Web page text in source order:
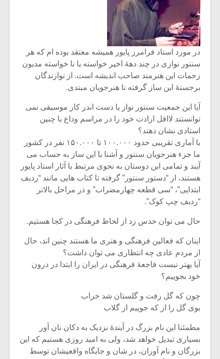
در مورد استاد فرامرز پایور همیشه معتقد بوده ام که هر
سنتور نوازی در چند دهۀ اخیر خواسته یا نا خواسته مدیون
زحمات این هنرمند صاحب اندیشه است. از نوازندگان
برجستۀ این ساز گرفته تا هنرجویان مبتدی.
آیا این جمعیت سنتور نواز یا دست اندر کار موسیقی نمی
توانستند لااقل ارادت خود را در مراسم وداع با چنین
استادی نشان دهند؟
با آماری تقریبی حدود ۱۰۰.۰۰۰ تا ۱۵۰.۰۰۰ نفر در کشور
ما جزء هنرجویان سنتور و آشنا با این ساز به حساب می
آیند و تمامی این دوستان به نحوی مرتبط با آثار استاد پایور
هستند، از “دستور سنتور” گرفته تا کتاب هایی مانند “ردیف
ابتدایی”، “سی قطعه چهارمضراب” و در مراحل بالاتر
“ردیف چپ کوک”.
حال می توان حدس زد از لحاظ فرهنگی در کجا هستیم.
اینان که فعالین فرهنگی و هنری ما هستند چنین اند، حال
از مردم عادی چه انتظاری می توان داشت؟
آیا بهتر نیست فاجعۀ فرهنگی در ایران را ابتدا در درون
خود بجوییم؟
چون که گل رفت و گلستان شد خراب
بوی گل را از که جوییم از گلاب
مطمئنا این نام بزرگ در آیندۀ نزدیک به دکان نان آور
بسیاری تبدیل خواهد شد، ولی به امید روزی هستیم که این
بزرگان و نام آوران، در شان و جایگاه واقعیشان توسط